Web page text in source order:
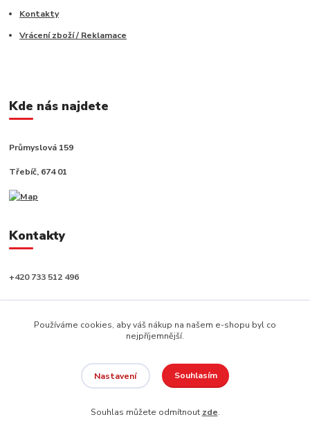
Kontakty
Vrácení zboží / Reklamace
Kde nás najdete
Průmyslová 159
Třebíč, 674 01
Kontakty
+420 733 512 496
info@capushop.cz
Vytvořeno na
Eshop-rychle.cz
Používáme cookies, aby váš nákup na našem e-shopu byl co
nejpříjemnější.
Nastavení Souhlasím
Souhlas můžete odmítnout zde.